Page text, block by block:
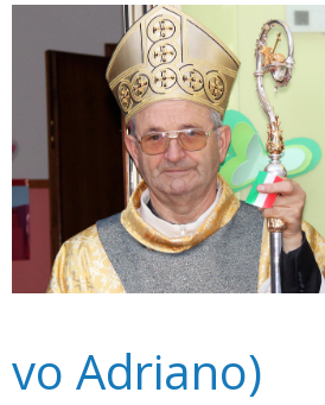
vo Adriano)